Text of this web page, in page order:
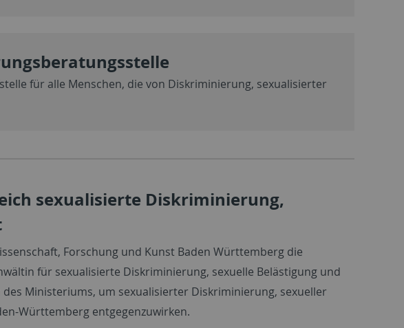
für alle Menschen, die von Diskriminierung, sexualisierter
sexualisierte Diskriminierung,
Forschung und Kunst Baden Württemberg die
für sexualisierte Diskriminierung, sexuelle Belästigung und
Ministeriums, um sexualisierter Diskriminierung, sexueller
Württemberg entgegenzuwirken.